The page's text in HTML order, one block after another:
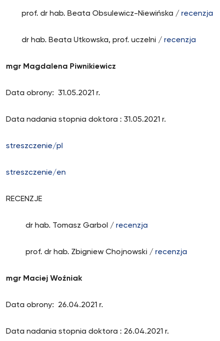
prof. dr hab. Beata Obsulewicz-Niewińska / recenzja
dr hab. Beata Utkowska, prof. uczelni / recenzja
mgr Magdalena Piwnikiewicz
Data obrony: 31.05.2021 r.
Data nadania stopnia doktora : 31.05.2021 r.
streszczenie/pl
streszczenie/en
RECENZJE
dr hab. Tomasz Garbol / recenzja
prof. dr hab. Zbigniew Chojnowski / recenzja
mgr Maciej Woźniak
Data obrony: 26.04.2021 r.
Data nadania stopnia doktora : 26.04.2021 r.